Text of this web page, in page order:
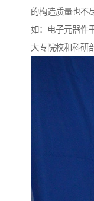
的构造质量也不
如：电子元器件
大专院校和科研